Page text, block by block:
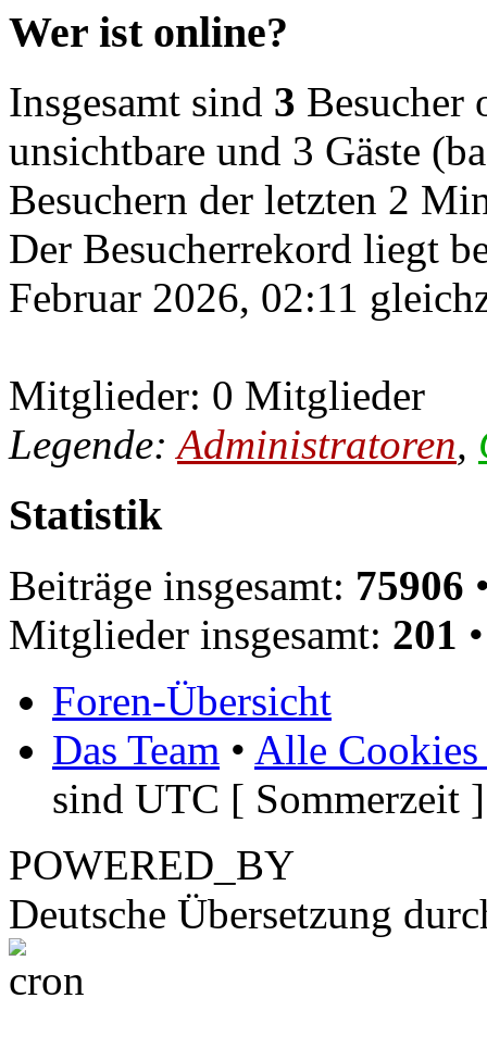
Wer ist online?
Insgesamt sind 3 Besucher
unsichtbare und 3 Gäste
Besuchern der letzten 2
Der Besucherrekord liegt
Februar 2026, 02:11
Mitglieder: 0 Mitglieder
Legende:Administratoren,
Statistik
Beiträge insgesamt: 75906
Mitglieder insgesamt: 201
Foren-Übersicht
Das Team • Alle Cookies
sind UTC [ Sommerzeit ]
POWERED_BY
Deutsche Übersetzung